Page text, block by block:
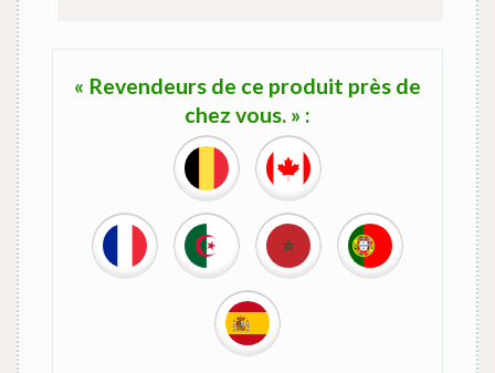
« Revendeurs de ce produit près de
chez vous. » :